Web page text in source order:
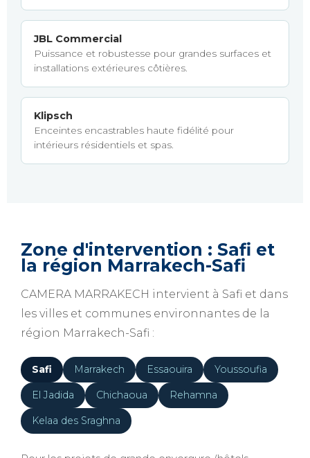
JBL Commercial
Puissance et robustesse pour grandes surfaces et
installations extérieures côtières.
Klipsch
Enceintes encastrables haute fidélité pour
intérieurs résidentiels et spas.
Zone d'intervention : Safi et
la région Marrakech-Safi
CAMERA MARRAKECH intervient à Safi et dans
les villes et communes environnantes de la
région Marrakech-Safi :
Safi Marrakech Essaouira Youssoufia
El Jadida Chichaoua Rehamna
Kelaa des Sraghna